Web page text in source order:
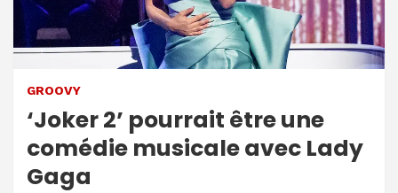
GROOVY
‘Joker 2’ pourrait être une
comédie musicale avec Lady
Gaga